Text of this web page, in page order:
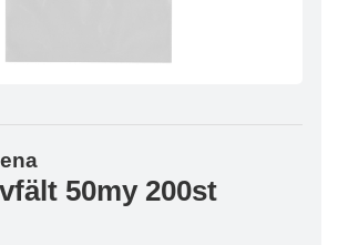
50my 200st